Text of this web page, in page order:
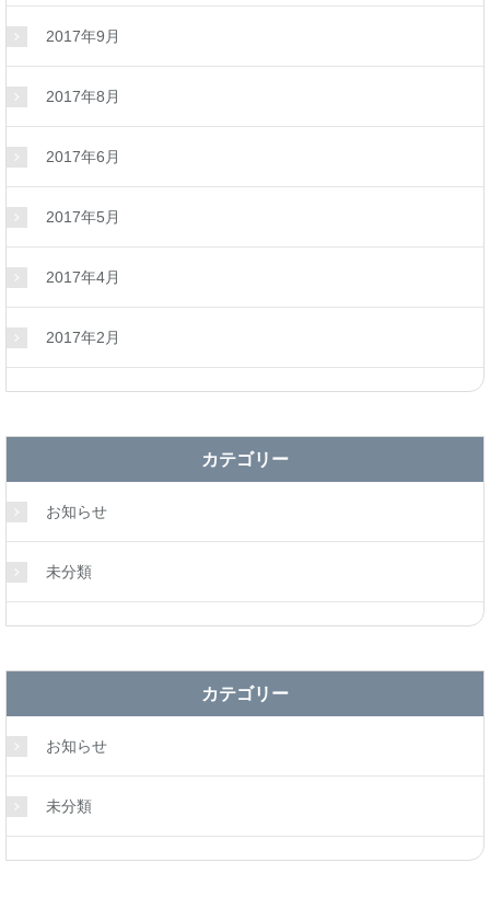
2017年9月
2017年8月
2017年6月
2017年5月
2017年4月
2017年2月
カテゴリー
お知らせ
未分類
カテゴリー
お知らせ
未分類